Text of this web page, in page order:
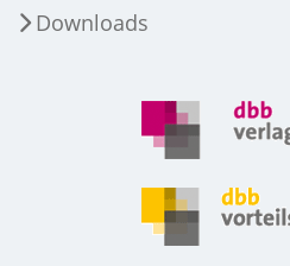
Downloads